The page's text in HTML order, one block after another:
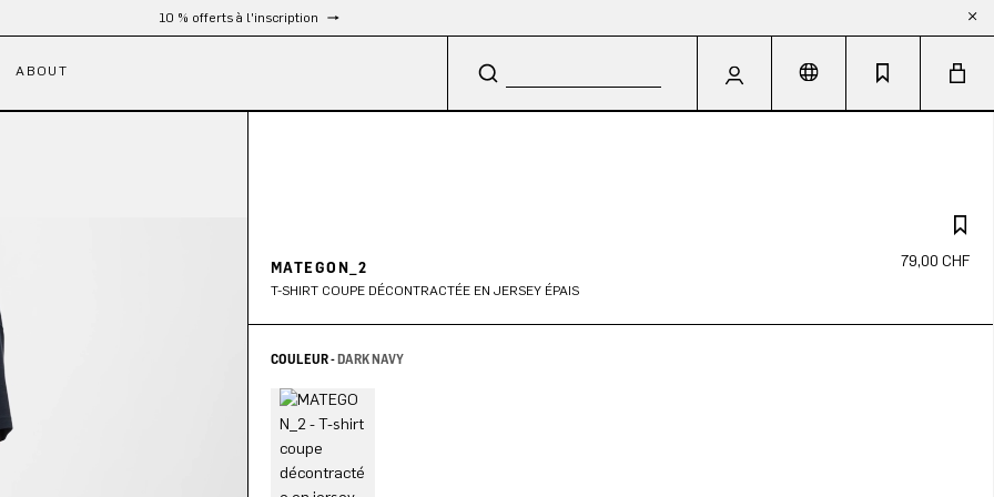
Livraison gratuite à partir de 300 €
ABOUT
MATEGON_2
T-SHIRT COUPE DÉCONTRACTÉE EN JERSEY ÉPAIS
79,00 CHF
COULEUR -DARK NAVY